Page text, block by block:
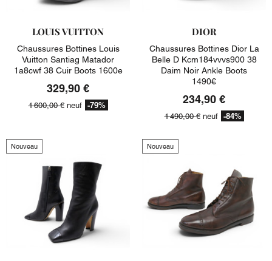
LOUIS VUITTON
Chaussures Bottines Louis
Vuitton Santiag Matador
1a8cwf 38 Cuir Boots 1600e
329,90 €
1 600,00 €neuf -79%
DIOR
Chaussures Bottines Dior La
Belle D Kcm184vvvs900 38
Daim Noir Ankle Boots
1490€
234,90 €
1 490,00 €neuf -84%
Nouveau Nouveau